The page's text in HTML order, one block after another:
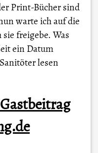
Print-Bücher sind
warte ich auf die
freigebe. Was
ein Datum
lesen